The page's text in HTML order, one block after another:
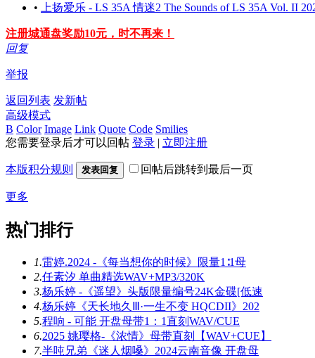
•
上扬爱乐 - LS 35A 情迷2 The Sounds of LS 35A Vol. II
注册城通盘奖励10元，时不再来！
回复
举报
返回列表 发新帖
高级模式
B Color Image Link Quote Code Smilies
您需要登录后才可以回帖 登录 | 立即注册
本版积分规则 发表回复 回帖后跳转到最后一页
更多
热门排行
1.雷婷.2024 -《每当想你的时候》限量1∶1母
2.任素汐 单曲精选WAV+MP3/320K
3.杨乐婷 -《遥望》头版限量编号24K金碟[低速
4.杨乐婷《天长地久Ⅲ·一生不变 HQCDII》202
5.程响 - 可能 开盘母带1：1直刻WAV/CUE
6.2025 姚璎格-《浓情》母带直刻【WAV+CUE】
7.半吨兄弟《迷人烟嗓》2024云南音像 开盘母